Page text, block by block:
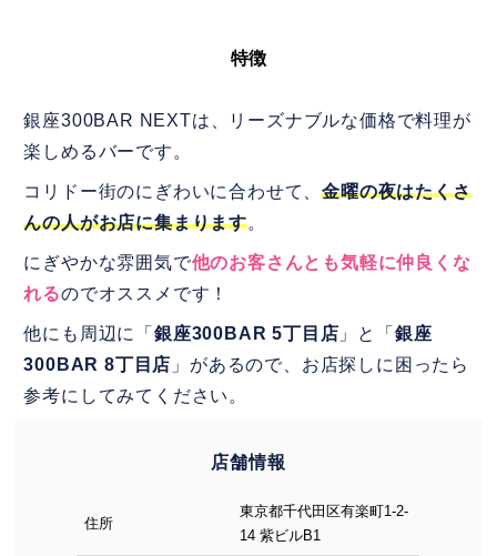
特徴
銀座300BAR NEXTは、リーズナブルな価格で料理が
楽しめるバーです。
コリドー街のにぎわいに合わせて、金曜の夜はたくさ
んの人がお店に集まります。
にぎやかな雰囲気で他のお客さんとも気軽に仲良くな
れるのでオススメです！
他にも周辺に「銀座300BAR 5丁目店 」と「 銀座
300BAR 8丁目店 」があるので、お店探しに困ったら
参考にしてみてください。
店舗情報
住所
東京都千代田区有楽町1-2-
14 紫ビルB1